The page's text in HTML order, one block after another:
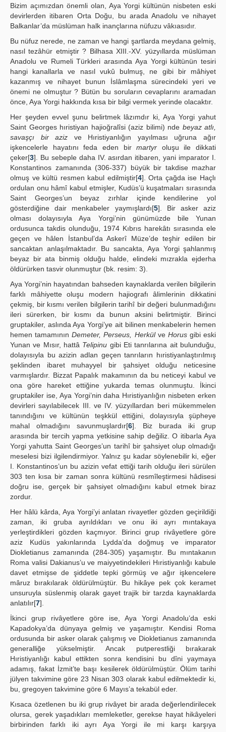
Bizim açımızdan önemli olan, Aya Yorgi kültünün nisbeten eski
devirlerden itibaren Orta Doğu, bu arada Anadolu ve nihayet
Balkanlar’da müslüman halk inançlarına nüfuzu vâkıasıdır.
Bu nüfuz nerede, ne zaman ve hangi şartlarda meydana gelmiş,
nasıl tezâhür etmiştir ? Bilhasa XIII.-XV. yüzyıllarda müslüman
Anadolu ve Rumeli Türkleri arasında Aya Yorgi kültünün tesiri
hangi kanallarla ve nasıl vukû bulmuş, ne gibi bir mâhiyet
kazanmış ve nihayet bunun İslâmlaşma sürecindeki yeri ve
önemi ne olmuştur ? Bütün bu soruların cevaplarını aramadan
önce, Aya Yorgi hakkında kısa bir bilgi vermek yerinde olacaktır.
Her şeyden evvel şunu belirtmek lâzımdır ki, Aya Yorgi yahut
Saint Georges hıristiyan hajioğralîsi (aziz bilimi) nde beyaz atlı,
savaşçı bir aziz ve Hıristiyanlığın yayılması uğruna ağır
işkencelerle hayatını feda eden birmartyr oluşu ile dikkati
çeker[3]. Bu sebeple daha IV. asırdan itibaren, yani imparator I.
Konstantinos zamanında (306-337) büyük bir takdise mazhar
olmuş ve kültü resmen kabul edilmiştir[4]. Orta çağda ise Haçlı
ordulan onu hâmî kabul etmişler, Kudüs’ü kuşatmaları sırasında
Saint Georges’un beyaz zırhlar içinde kendilerine yol
gösterdiğine dair menkabeler yaymışlardı[5]. Bir asker aziz
olması dolayısıyla Aya Yorgi’nin günümüzde bile Yunan
ordusunca takdis olunduğu, 1974 Kıbrıs harekâtı sırasında ele
geçen ve hâlen İstanbul’da Askerî Müze’de teşhir edilen bir
sancaktan anlaşılmaktadır. Bu sancakta, Aya Yorgi şahlanmış
beyaz bir ata binmiş olduğu halde, elindeki mızrakla ejderha
öldürürken tasvir olunmuştur (bk. resim: 3).
Aya Yorgi’nin hayatından bahseden kaynaklarda verilen bilgilerin
farklı mâhiyette oluşu modern hajiografı âlimlerinin dikkatini
çekmiş, bir kısmı verilen bilgilerin tarihî bir değeri bulunmadığını
ileri sürerken, bir kısmı da bunun aksini belirtmiştir. Birinci
gruptakiler, aslında Aya Yorgi’ye ait bilinen menkabelerin hemen
hemen tamamınınDemeter, Perseus, Herkülve Horusgibi eski
Yunan ve Mısır, hattâ Telipinu gibi Eti tanrılarına ait bulunduğu,
dolayısıyla bu azizin adlan geçen tanrıların hıristiyanlaştırılmış
şeklinden ibaret muhayyel bir şahsiyet olduğu neticesine
varmışlardır. Bizzat Papalık makamının da bu neticeyi kabul ve
ona göre hareket ettiğine yukarda temas olunmuştu. İkinci
gruptakiler ise, Aya Yorgi’nin daha Hıristiyanlığın nisbeten erken
devirleri sayılabilecek III. ve IV. yüzyıllardan beri mükemmelen
tanındığını ve kültünün teşkkül ettiğini, dolayısıyla şüpheye
mahal olmadığını savunmuşlardır[6]. Biz burada iki grup
arasında bir tercih yapma yetkisine sahip değiliz. O itibarla Aya
Yorgi yahutta Saint Georges’un tarihî bir şahsiyet olup olmadığı
meselesi bizi ilgilendirmiyor. Yalnız şu kadar söylenebilir ki, eğer
I. Konstantinos’un bu azizin vefat ettiği tarih olduğu ileri sürülen
303 ten kısa bir zaman sonra kültünü resmîleştirmesi hâdisesi
doğru ise, gerçek bir şahsiyet olmadığını kabul etmek biraz
zordur.
Her hâlü kârda, Aya Yorgi’yi anlatan rivayetler gözden geçirildiği
zaman, iki gruba ayrıldıkları ve onu iki ayrı mıntakaya
yerleştirdikleri gözden kaçmıyor. Birinci grup rivâyetlere göre
aziz Kudüs yakınlarında Lydda’da doğmuş ve imparator
Diokletianus zamanında (284-305) yaşamıştır. Bu mıntakanın
Roma valisi Dakianus’u ve maiyyetindekileri Hıristiyanlığı kabule
davet etmişse de şiddetle tepki görmüş ve ağır işkencelere
mâruz bırakılarak öldürülmüştür. Bu hikâye pek çok keramet
unsuruyla süslenmiş olarak gayet trajik bir tarzda kaynaklarda
anlatılır[7].
İkinci grup rivâyetlere göre ise, Aya Yorgi Anadolu’da eski
Kapadokya’da dünyaya gelmiş ve yaşamıştır. Kendisi Roma
ordusunda bir asker olarak çalışmış ve Diokletianus zamanında
generalliğe yükselmiştir. Ancak putperestliği bırakarak
Hıristiyanlığı kabul ettikten sonra kendisini bu dîni yaymaya
adamış, fakat İzmit’te başı kesilerek öldürülmüştür. Ölüm tarihi
jülyen takvimine göre 23 Nisan 303 olarak kabul edilmektedir ki,
bu, gregoyen takvimine göre 6 Mayıs’a tekabül eder.
Kısaca özetlenen bu iki grup rivâyet bir arada değerlendirilecek
olursa, gerek yaşadıkları memleketler, gerekse hayat hikâyeleri
birbirinden farklı iki ayrı Aya Yorgi ile mi karşı karşıya